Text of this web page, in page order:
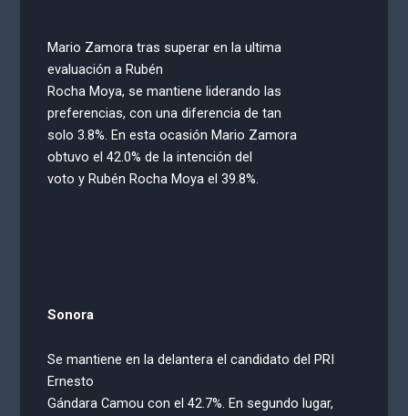
Mario Zamora tras superar en la ultima
evaluación a Rubén
Rocha Moya, se mantiene liderando las
preferencias, con una diferencia de tan
solo 3.8%. En esta ocasión Mario Zamora
obtuvo el 42.0% de la intención del
voto y Rubén Rocha Moya el 39.8%.
Sonora
Se mantiene en la delantera el candidato del PRI
Ernesto
Gándara Camou con el 42.7%. En segundo lugar,